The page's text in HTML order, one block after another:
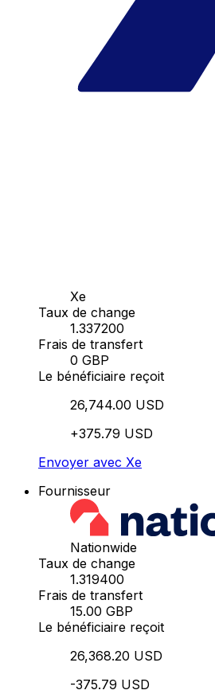
Xe
Taux de change
1.337200
Frais de transfert
0 GBP
Le bénéficiaire reçoit
26,744.00 USD
+375.79 USD
Envoyer avec Xe
Fournisseur
Nationwide
Taux de change
1.319400
Frais de transfert
15.00 GBP
Le bénéficiaire reçoit
26,368.20 USD
-375.79 USD